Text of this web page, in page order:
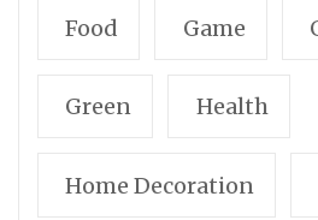
Food Game
Green Health
Home Decoration